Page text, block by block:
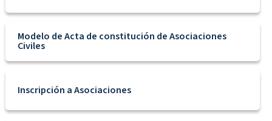
Modelo de Acta de constitución de Asociaciones
Civiles
Inscripción a Asociaciones